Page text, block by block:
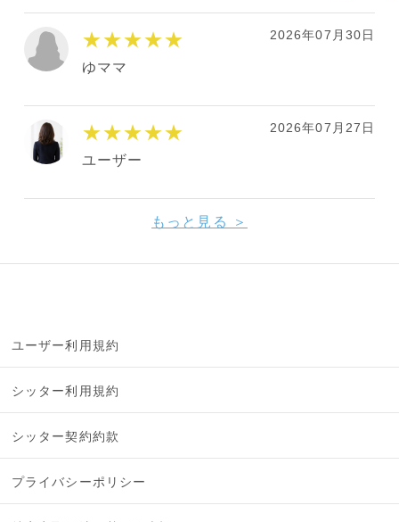
★★★★★ 2026年07月30日
ゆママ
★★★★★ 2026年07月27日
ユーザー
もっと見る ＞
ユーザー利用規約
シッター利用規約
シッター契約約款
プライバシーポリシー